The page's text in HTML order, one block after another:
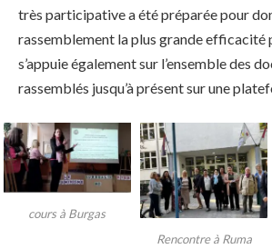
très participative a été préparée pour
rassemblement la plus grande efficacité
s’appuie également sur l’ensemble des
rassemblés jusqu’à présent sur une
cours à Burgas
Rencontre à Ruma